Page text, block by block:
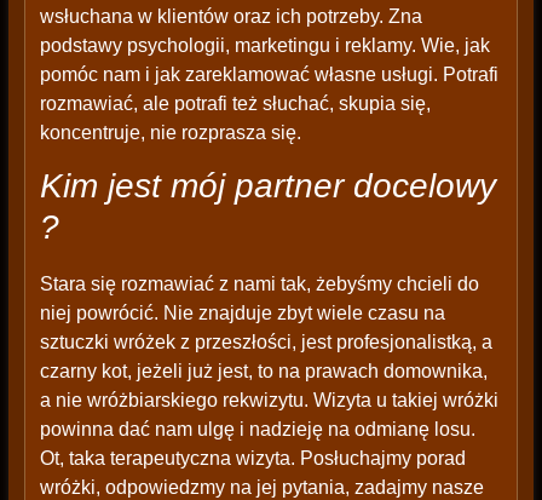
wsłuchana w klientów oraz ich potrzeby. Zna
podstawy psychologii, marketingu i reklamy. Wie, jak
pomóc nam i jak zareklamować własne usługi. Potrafi
rozmawiać, ale potrafi też słuchać, skupia się,
koncentruje, nie rozprasza się.
Kim jest mój partner docelowy
?
Stara się rozmawiać z nami tak, żebyśmy chcieli do
niej powrócić. Nie znajduje zbyt wiele czasu na
sztuczki wróżek z przeszłości, jest profesjonalistką, a
czarny kot, jeżeli już jest, to na prawach domownika,
a nie wróżbiarskiego rekwizytu. Wizyta u takiej wróżki
powinna dać nam ulgę i nadzieję na odmianę losu.
Ot, taka terapeutyczna wizyta. Posłuchajmy porad
wróżki, odpowiedzmy na jej pytania, zadajmy nasze